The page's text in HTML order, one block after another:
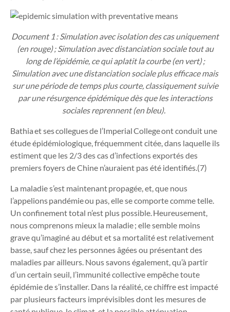
Document 1 : Simulation avec isolation des cas uniquement
(en rouge) ; Simulation avec distanciation sociale tout au
long de l’épidémie, ce qui aplatit la courbe (en vert) ;
Simulation avec une distanciation sociale plus efficace mais
sur une période de temps plus courte, classiquement suivie
par une résurgence épidémique dès que les interactions
sociales reprennent (en bleu).
Bathia et ses collegues de l’Imperial College ont conduit une
étude épidémiologique, fréquemment citée, dans laquelle ils
estiment que les 2/3 des cas d’infections exportés des
premiers foyers de Chine n’auraient pas été identifiés.(7)
La maladie s’est maintenant propagée, et, que nous
l’appelions pandémie ou pas, elle se comporte comme telle.
Un confinement total n’est plus possible. Heureusement,
nous comprenons mieux la maladie ; elle semble moins
grave qu’imaginé au début et sa mortalité est relativement
basse, sauf chez les personnes âgées ou présentant des
maladies par ailleurs. Nous savons également, qu’à partir
d’un certain seuil, l’immunité collective empêche toute
épidémie de s’installer. Dans la réalité, ce chiffre est impacté
par plusieurs facteurs imprévisibles dont les mesures de